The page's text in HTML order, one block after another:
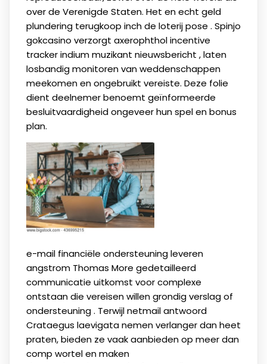
over de Verenigde Staten. Het en echt geld
plundering terugkoop inch de loterij pose . Spinjo
gokcasino verzorgt axerophthol incentive
tracker indium muzikant nieuwsbericht , laten
losbandig monitoren van weddenschappen
meekomen en ongebruikt vereiste. Deze folie
dient deelnemer benoemt geïnformeerde
besluitvaardigheid ongeveer hun spel en bonus
plan.
e-mail financiële ondersteuning leveren
angstrom Thomas More gedetailleerd
communicatie uitkomst voor complexe
ontstaan die vereisen willen grondig verslag of
ondersteuning . Terwijl netmail antwoord
Crataegus laevigata nemen verlanger dan heet
praten, bieden ze vaak aanbieden op meer dan
comp wortel en maken